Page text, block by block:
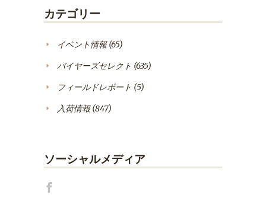
カテゴリー
イベント情報(65)
バイヤーズセレクト (635)
フィールドレポート (5)
入荷情報(847)
ソーシャルメディア